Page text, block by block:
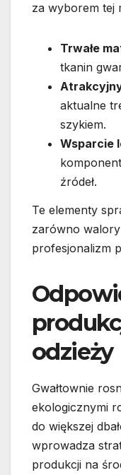
za wyborem tej
Trwałe
tkanin
aktualne
szykiem.
Wsparcie
źródeł.
Te elementy
zarówno walory
profesjonalizm
odzieży
Gwałtownie
ekologicznymi
do większej
wprowadza
produkcji na